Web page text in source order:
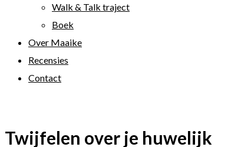
Walk & Talk traject
Boek
Over Maaike
Recensies
Contact
Twijfelen over je huwelijk